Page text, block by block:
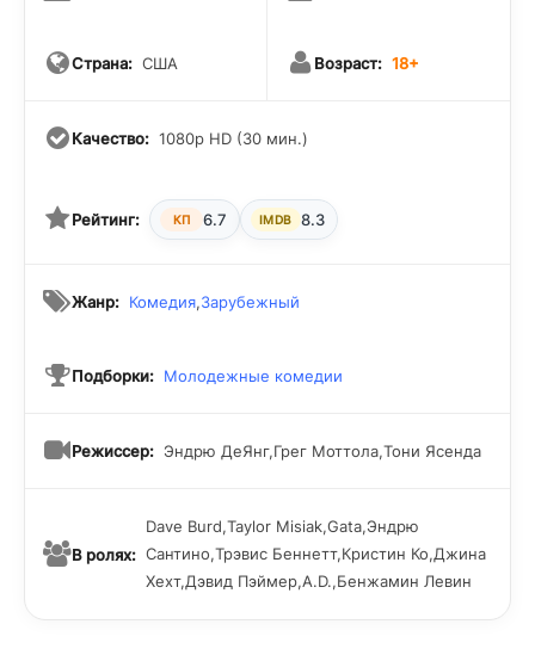
Страна: США Возраст: 18+
Качество: 1080p HD (30 мин.)
Рейтинг: КП 6.7 IMDB 8.3
Жанр: Комедия,Зарубежный
Подборки: Молодежные комедии
Режиссер: Эндрю ДеЯнг,Грег Моттола,Тони Ясенда
В ролях:
Dave Burd,Taylor Misiak,Gata,Эндрю
Сантино,Трэвис Беннетт,Кристин Ко,Джина
Хехт,Дэвид Пэймер,A.D.,Бенжамин Левин